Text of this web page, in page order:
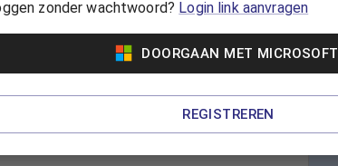
vrolijke Zumba-moves. Je
blijft fit, zonder je lichaam te
Vanaf €7,00
zonder wachtwoord? Login link aanvragen
DOORGAAN MET MICROSOFT
REGISTREREN